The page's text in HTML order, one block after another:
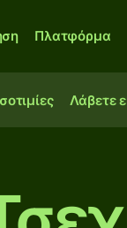
Πλατφόρμα
Λάβετε